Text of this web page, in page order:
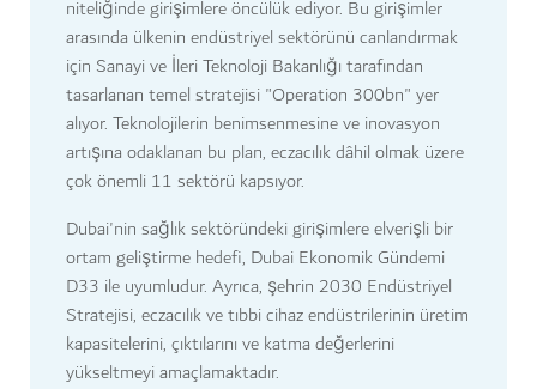
niteliğinde girişimlere öncülük ediyor. Bu girişimler
arasında ülkenin endüstriyel sektörünü canlandırmak
için Sanayi ve İleri Teknoloji Bakanlığı tarafından
tasarlanan temel stratejisi "Operation 300bn" yer
alıyor. Teknolojilerin benimsenmesine ve inovasyon
artışına odaklanan bu plan, eczacılık dâhil olmak üzere
çok önemli 11 sektörü kapsıyor.
Dubai'nin sağlık sektöründeki girişimlere elverişli bir
ortam geliştirme hedefi, Dubai Ekonomik Gündemi
D33 ile uyumludur. Ayrıca, şehrin 2030 Endüstriyel
Stratejisi, eczacılık ve tıbbi cihaz endüstrilerinin üretim
kapasitelerini, çıktılarını ve katma değerlerini
yükseltmeyi amaçlamaktadır.